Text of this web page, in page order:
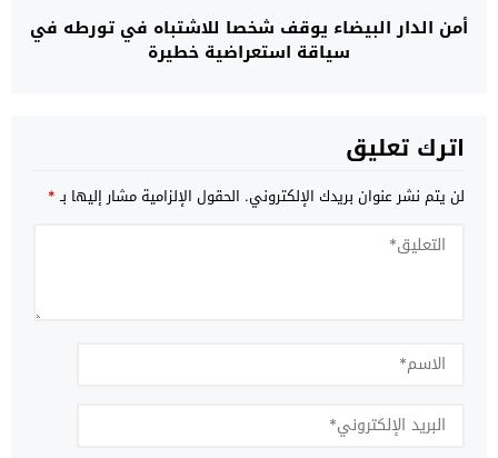
أمن الدار البيضاء يوقف شخصا للاشتباه في تورطه في
سياقة استعراضية خطيرة
اترك تعليق
لن يتم نشر عنوان بريدك الإلكتروني. الحقول الإلزامية مشار إليها بـ*